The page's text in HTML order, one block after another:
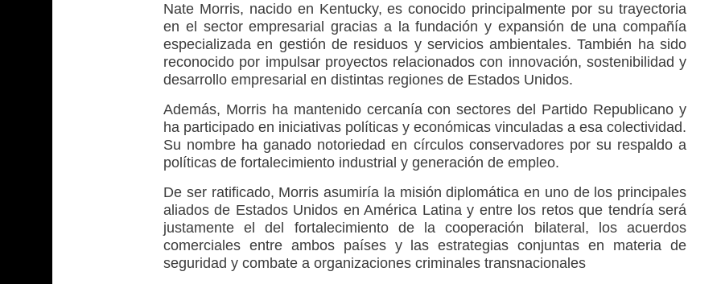
Nate Morris, nacido en Kentucky, es conocido principalmente por su trayectoria
en el sector empresarial gracias a la fundación y expansión de una compañía
especializada en gestión de residuos y servicios ambientales. También ha sido
reconocido por impulsar proyectos relacionados con innovación, sostenibilidad y
desarrollo empresarial en distintas regiones de Estados Unidos.
Además, Morris ha mantenido cercanía con sectores del Partido Republicano y
ha participado en iniciativas políticas y económicas vinculadas a esa colectividad.
Su nombre ha ganado notoriedad en círculos conservadores por su respaldo a
políticas de fortalecimiento industrial y generación de empleo.
De ser ratificado, Morris asumiría la misión diplomática en uno de los principales
aliados de Estados Unidos en América Latina y entre los retos que tendría será
justamente el del fortalecimiento de la cooperación bilateral, los acuerdos
comerciales entre ambos países y las estrategias conjuntas en materia de
seguridad y combate a organizaciones criminales transnacionales